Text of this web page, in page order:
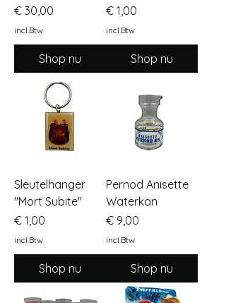
Prijs
€ 30,00
incl.Btw
Shop nu
Prijs
€ 1,00
incl.Btw
Shop nu
Sleutelhanger
"Mort Subite"
Prijs
€ 1,00
incl.Btw
Shop nu
Pernod Anisette
Waterkan
Prijs
€ 9,00
incl.Btw
Shop nu